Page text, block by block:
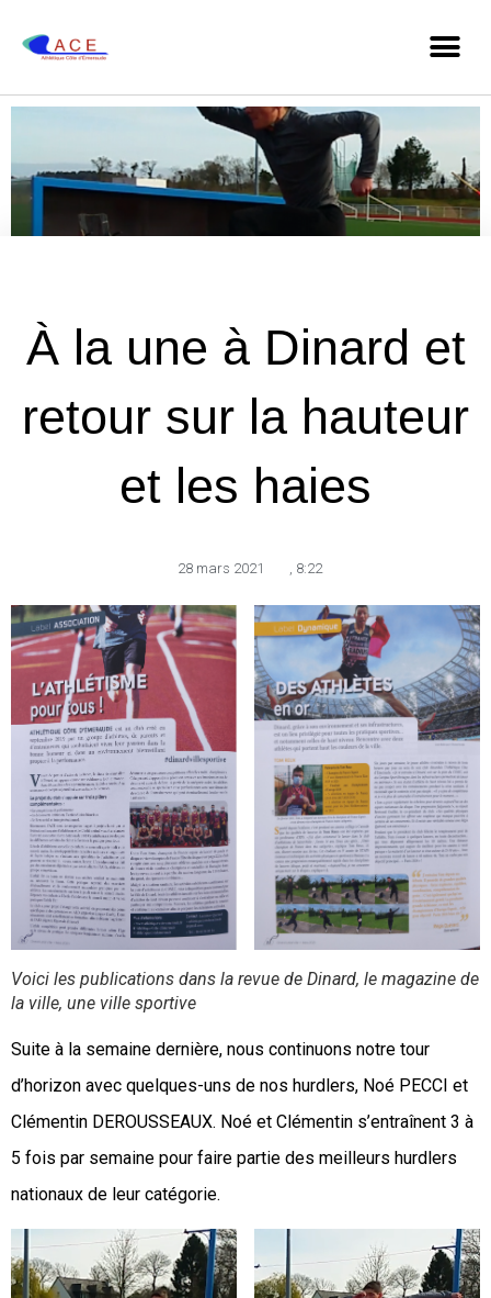
À la une à Dinard et
retour sur la hauteur
et les haies
28 mars 2021 8:22
Voici les publications dans la revue de Dinard, le magazine de
la ville, une ville sportive
Suite à la semaine dernière, nous continuons notre tour
d’horizon avec quelques-uns de nos hurdlers, Noé PECCI et
Clémentin DEROUSSEAUX. Noé et Clémentin s’entraînent 3 à
5 fois par semaine pour faire partie des meilleurs hurdlers
nationaux de leur catégorie.